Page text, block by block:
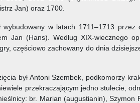
Jan) oraz 1700.
w latach 1711–1713 przez
Jan (Hans). Według XIX-wiecznego
częściowo zachowany do dnia
był Antoni Szembek, podkomorzy
przekraczającym jedno stulecie,
br. Marian (augustianin), Szymon